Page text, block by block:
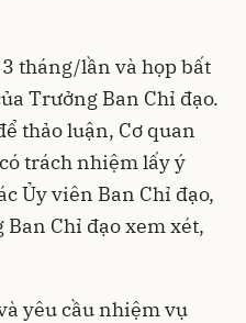
tháng/lần và họp bất
Trưởng Ban Chỉ đạo.
thảo luận, Cơ quan
trách nhiệm lấy ý
Ủy viên Ban Chỉ đạo,
Ban Chỉ đạo xem xét,
yêu cầu nhiệm vụ